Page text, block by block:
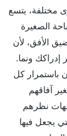
مختلفة، يتسع
الصغيرة
الأفق، لأن
إدراكك ونما.
باستمرار كل
آفاقهم
نظرهم
يجعل فيها